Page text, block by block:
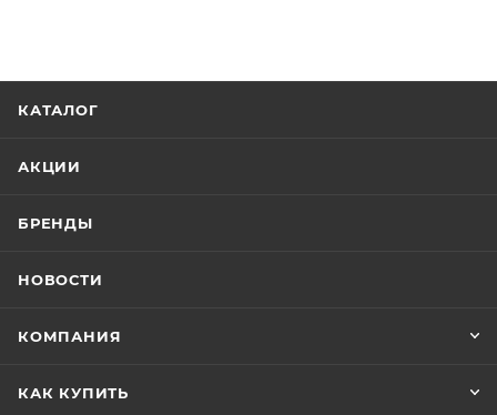
КАТАЛОГ
АКЦИИ
БРЕНДЫ
НОВОСТИ
КОМПАНИЯ
КАК КУПИТЬ